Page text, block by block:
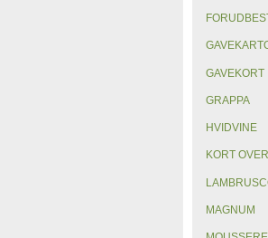
GAVEKORT
GRAPPA
HVIDVINE
KORT
MAGNUM